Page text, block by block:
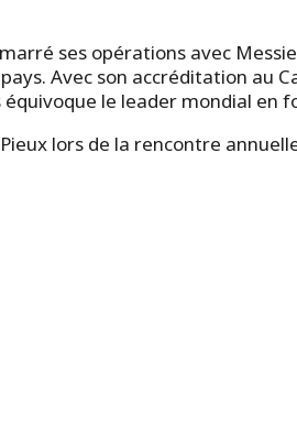
ses opérations avec
Avec son accréditation au
le leader mondial en
lors de la rencontre